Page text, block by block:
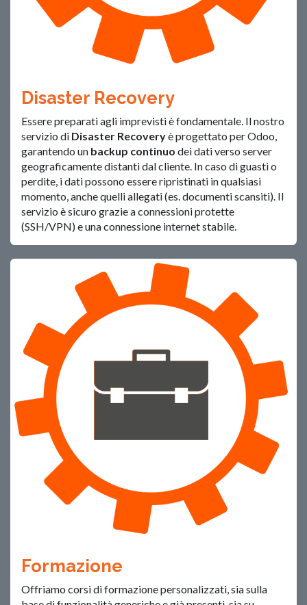
Disaster Recovery
Essere preparati agli imprevisti è fondamentale. Il nostro
servizio di Disaster Recoveryè progettato per Odoo,
garantendo un backup continuo dei dati verso server
geograficamente distanti dal cliente. In caso di guasti o
perdite, i dati possono essere ripristinati in qualsiasi
momento, anche quelli allegati (es. documenti scansiti). Il
servizio è sicuro grazie a connessioni protette
(SSH/VPN) e una connessione internet stabile.
Formazione
Offriamo corsi di formazione personalizzati, sia sulla